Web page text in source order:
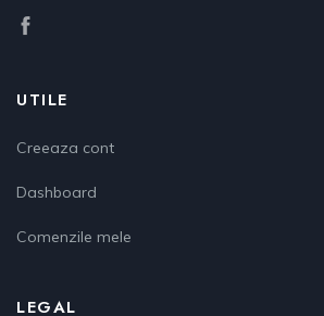
UTILE
Creeaza cont
Dashboard
Comenzile mele
LEGAL